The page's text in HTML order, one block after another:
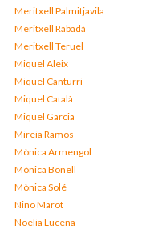
Meritxell Palmitjavila
Meritxell Rabadà
Meritxell Teruel
Miquel Aleix
Miquel Canturri
Miquel Català
Miquel Garcia
Mireia Ramos
Mònica Armengol
Mònica Bonell
Mònica Solé
Nino Marot
Noelia Lucena